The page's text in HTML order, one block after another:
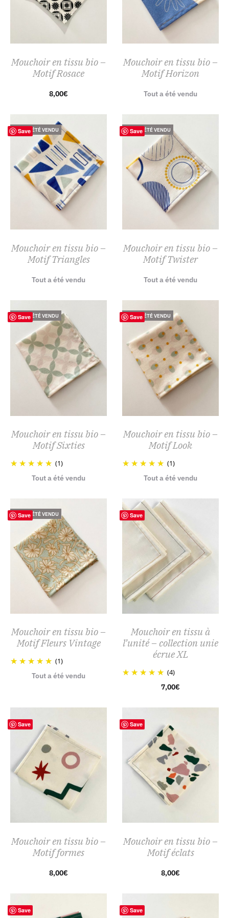
Mouchoir en tissu bio –
Motif Rosace
8,00€
Mouchoir en tissu bio –
Motif Horizon
Tout a été vendu
Save
TOUT A ÉTÉ VENDU
Mouchoir en tissu bio –
Motif Triangles
Tout a été vendu
Save
TOUT A ÉTÉ VENDU
Mouchoir en tissu bio –
Motif Twister
Tout a été vendu
Save
TOUT A ÉTÉ VENDU
Mouchoir en tissu bio –
Motif Sixties
(1)
Tout a été vendu
Save
TOUT A ÉTÉ VENDU
Mouchoir en tissu bio –
Motif Look
(1)
Tout a été vendu
Save
TOUT A ÉTÉ VENDU
Mouchoir en tissu bio –
Motif Fleurs Vintage
(1)
Tout a été vendu
Save
Mouchoir en tissu à
l’unité – collection unie
écrue XL
(4)
7,00€
Save
Mouchoir en tissu bio –
Motif formes
8,00€
Save
Mouchoir en tissu bio –
Motif éclats
8,00€
Save Save